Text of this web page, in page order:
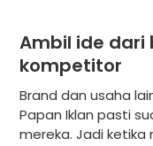
Ambil ide dari
kompetitor
Brand dan usaha
Papan Iklan pasti
mereka. Jadi ketika